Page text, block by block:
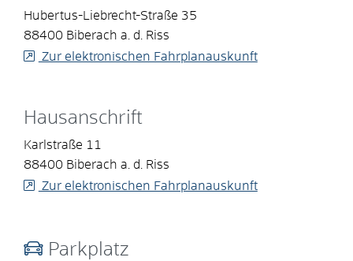
Hubertus-Liebrecht-Straße 35
88400 Biberach a. d. Riss
Zur elektronischen Fahrplanauskunft
Hausanschrift
Karlstraße 11
88400 Biberach a. d. Riss
Zur elektronischen Fahrplanauskunft
Parkplatz